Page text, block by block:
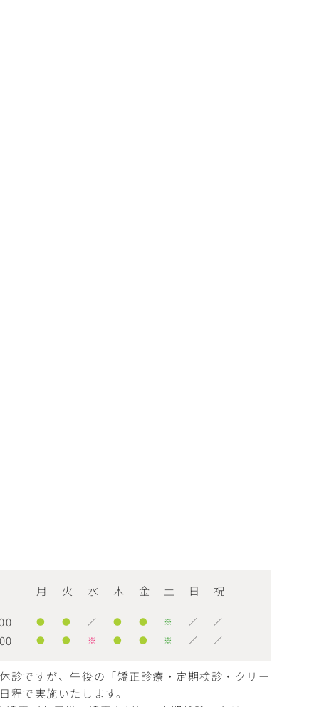
月 火 水 木 金 土 日
祝
● ● ／ ● ● ※ ／ ／
● ● ※ ● ● ※ ／ ／
診ですが、午後の「矯正診療・定期検診・クリー
程で実施いたします。